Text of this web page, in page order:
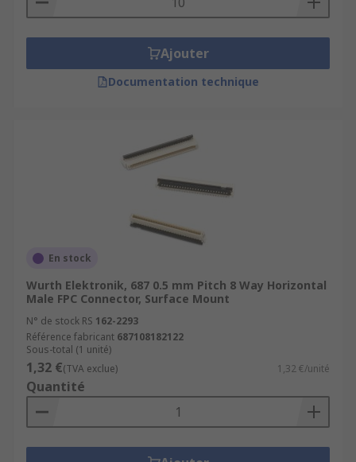
Ajouter
Documentation technique
En stock
Wurth Elektronik, 687 0.5 mm Pitch 8 Way Horizontal
Male FPC Connector, Surface Mount
N° de stock RS 162-2293
Référence fabricant 687108182122
Sous-total (1 unité)
1,32 €(TVA exclue) 1,32 €/unité
Quantité